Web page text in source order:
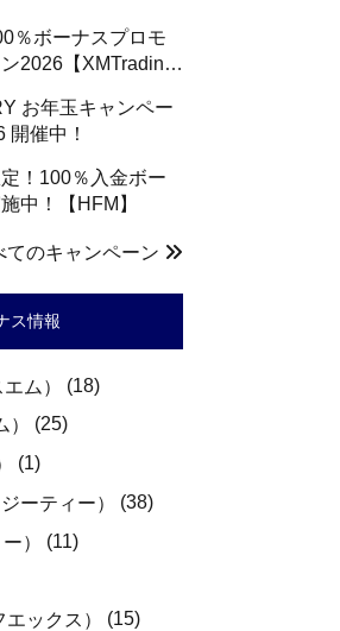
％ボーナスプロモ
2026【XMTradin…
お年玉キャンペー
開催中！
！100％入金ボー
中！【HFM】
てのキャンペーン
ス情報
ム）
(18)
(25)
(1)
ーティー）
(38)
）
(11)
ックス）
(15)